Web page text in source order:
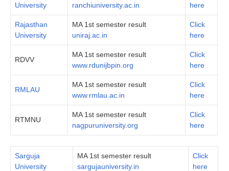
University
ranchiuniversity.ac.in
here
Rajasthan
University
MA 1st semester result
uniraj.ac.in
Click
here
RDVV
MA 1st semester result
www.rdunijbpin.org
Click
here
RMLAU
MA 1st semester result
www.rmlau.ac.in
Click
here
RTMNU
MA 1st semester result
nagpuruniversity.org
Click
here
Sarguja
University
MA 1st semester result
sargujauniversity.in
Click
here